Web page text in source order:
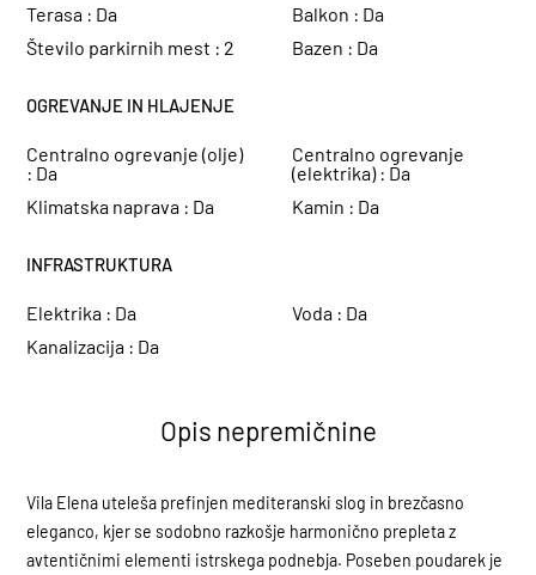
Terasa : Da Balkon : Da
Število parkirnih mest : 2 Bazen : Da
OGREVANJE IN HLAJENJE
Centralno ogrevanje (olje)
: Da
Centralno ogrevanje
(elektrika) : Da
Klimatska naprava : Da Kamin : Da
INFRASTRUKTURA
Elektrika : Da Voda : Da
Kanalizacija : Da
Opis nepremičnine
Vila Elena uteleša prefinjen mediteranski slog in brezčasno
eleganco, kjer se sodobno razkošje harmonično prepleta z
avtentičnimi elementi istrskega podnebja. Poseben poudarek je